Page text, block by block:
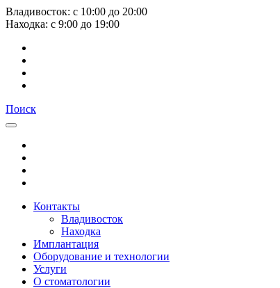
Владивосток: с 10:00 до 20:00
Находка: с 9:00 до 19:00
Поиск
Контакты
Владивосток
Находка
Имплантация
Оборудование и технологии
Услуги
О стоматологии